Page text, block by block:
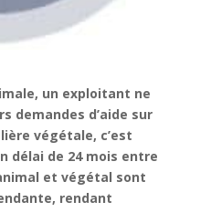
un exploitant ne
demandes d’aide sur
végétale, c’est
délai de 24 mois entre
et végétal sont
rendant